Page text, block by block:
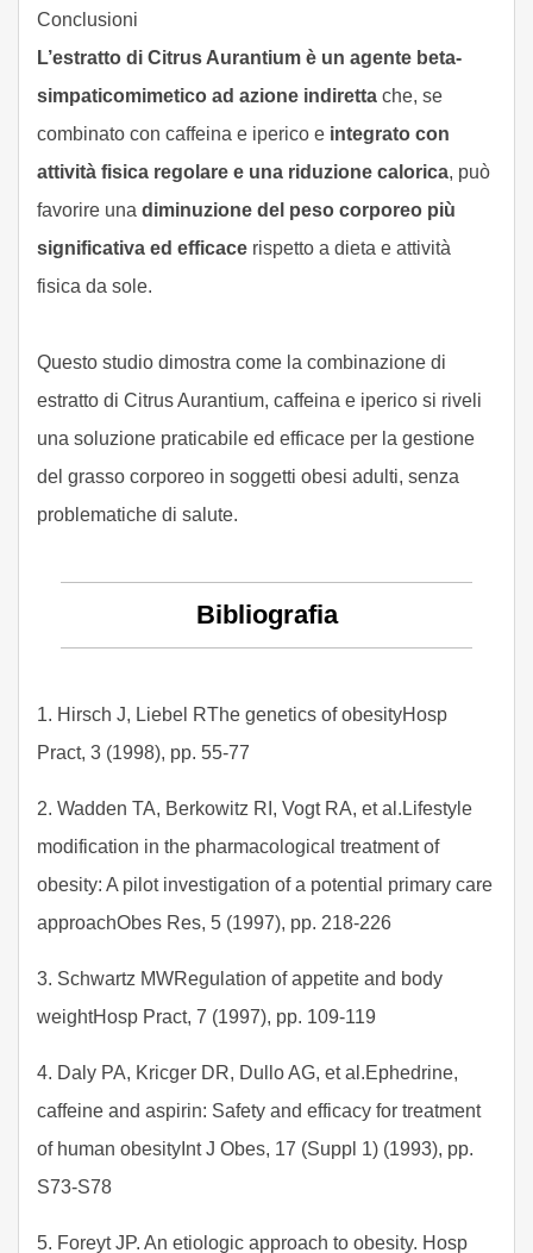
Conclusioni
L’estratto di Citrus Aurantium è un agente beta-
simpaticomimetico ad azione indiretta che, se
combinato con caffeina e iperico e integrato con
attività fisica regolare e una riduzione calorica, può
favorire una diminuzione del peso corporeo più
significativa ed efficace rispetto a dieta e attività
fisica da sole.
Questo studio dimostra come la combinazione di
estratto di Citrus Aurantium, caffeina e iperico si riveli
una soluzione praticabile ed efficace per la gestione
del grasso corporeo in soggetti obesi adulti, senza
problematiche di salute.
Bibliografia
1. Hirsch J, Liebel RThe genetics of obesityHosp
Pract, 3 (1998), pp. 55-77
2. Wadden TA, Berkowitz RI, Vogt RA, et al.Lifestyle
modification in the pharmacological treatment of
obesity: A pilot investigation of a potential primary care
approachObes Res, 5 (1997), pp. 218-226
3. Schwartz MWRegulation of appetite and body
weightHosp Pract, 7 (1997), pp. 109-119
4. Daly PA, Kricger DR, Dullo AG, et al.Ephedrine,
caffeine and aspirin: Safety and efficacy for treatment
of human obesityInt J Obes, 17 (Suppl 1) (1993), pp.
S73-S78
5. Foreyt JP. An etiologic approach to obesity. Hosp